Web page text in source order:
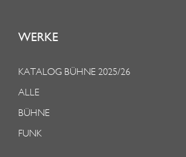
WERKE
KATALOG BÜHNE 2025/26
ALLE
BÜHNE
FUNK